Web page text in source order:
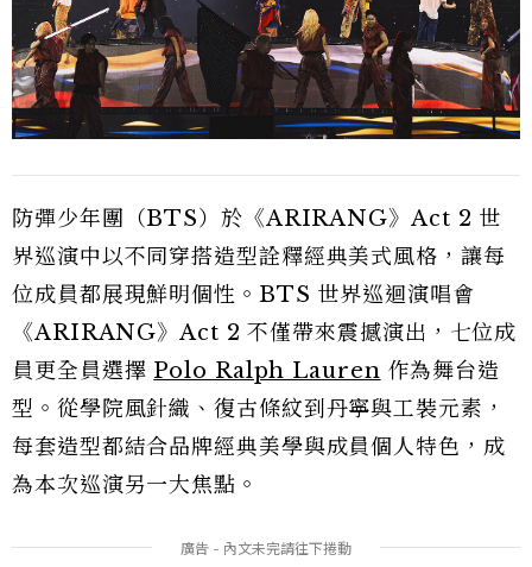
防彈少年團（BTS）於《ARIRANG》Act 2 世
界巡演中以不同穿搭造型詮釋經典美式風格，讓每
位成員都展現鮮明個性。BTS 世界巡迴演唱會
《ARIRANG》Act 2 不僅帶來震撼演出，七位成
員更全員選擇 Polo Ralph Lauren 作為舞台造
型。從學院風針織、復古條紋到丹寧與工裝元素，
每套造型都結合品牌經典美學與成員個人特色，成
為本次巡演另一大焦點。